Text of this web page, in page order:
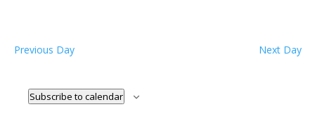
Previous Day Next Day
Subscribe to calendar